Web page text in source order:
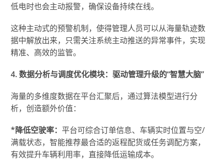
低电时也会主动报警，确保设备持续在线。
这种主动式的预警机制，使得管理人员可以从海量轨迹数
据中解放出来，只需关注系统主动推送的异常事件，实现
精准、高效的监管。
4. 数据分析与调度优化模块：驱动管理升级的“智慧大脑”
海量的多维度数据在平台汇聚后，通过算法模型进行分
析，创造额外价值：
*降低空驶率：平台可综合订单信息、车辆实时位置与空/
满载状态，智能推荐最合适的返程配货或任务调配方案，
有效提升车辆利用率，直接降低运输成本。